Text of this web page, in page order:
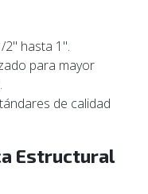
2" hasta 1".
para mayor
de calidad
Estructural